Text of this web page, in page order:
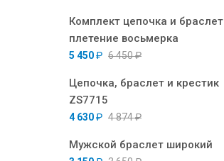
Комплект цепочка и браслет
плетение восьмерка
5 450₽ 6 450₽
Цепочка, браслет и крестик
ZS7715
4 630₽ 4 874₽
Мужской браслет широкий